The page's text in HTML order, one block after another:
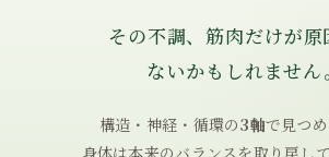
その不調、筋肉だけが原
ないかもしれません。
構造・神経・循環の3軸で見つめ
身体は本来のバランスを取り戻して